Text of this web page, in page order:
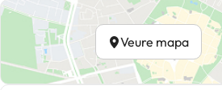
Veure mapa